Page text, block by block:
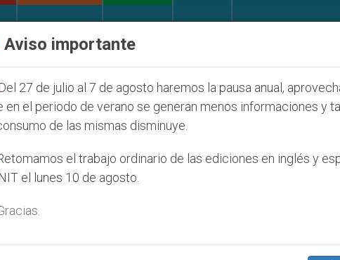
de la Juventud Seúl 2027
Aviso importante
Del 27 de julio al 7 de agosto haremos la pausa anual,
en el periodo de verano se generan menos informaciones y
de las mismas disminuye.
el trabajo ordinario de las ediciones en inglés y
el lunes 10 de agosto.